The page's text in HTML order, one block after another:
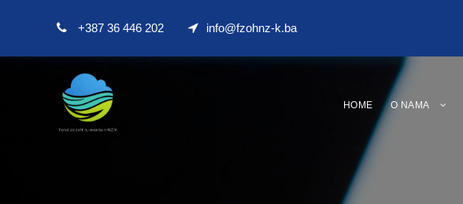
+387 36 446 202 info@fzohnz-k.ba
HOME O NAMA